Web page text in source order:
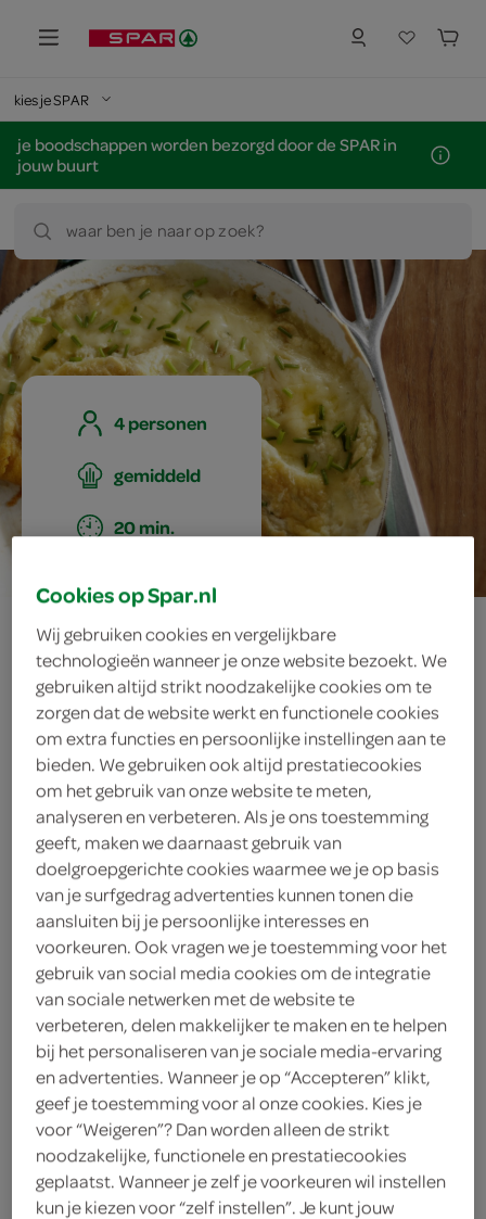
kies je SPAR
je boodschappen worden bezorgd door de SPAR in
jouw buurt
waar ben je naar op zoek?
4 personen
gemiddeld
20 min.
schuimomelet
met gruyere
ingrediënten
1 eetlepel boter
100 gram gruyère
2 eetlepels verse bieslook
1 snufje paprikapoeder
6 eieren
kies je winkel
Cookies op Spar.nl
Wij gebruiken cookies en vergelijkbare
technologieën wanneer je onze website bezoekt. We
gebruiken altijd strikt noodzakelijke cookies om te
zorgen dat de website werkt en functionele cookies
om extra functies en persoonlijke instellingen aan te
bieden. We gebruiken ook altijd prestatiecookies
om het gebruik van onze website te meten,
analyseren en verbeteren. Als je ons toestemming
geeft, maken we daarnaast gebruik van
doelgroepgerichte cookies waarmee we je op basis
van je surfgedrag advertenties kunnen tonen die
aansluiten bij je persoonlijke interesses en
voorkeuren. Ook vragen we je toestemming voor het
gebruik van social media cookies om de integratie
van sociale netwerken met de website te
verbeteren, delen makkelijker te maken en te helpen
bij het personaliseren van je sociale media-ervaring
en advertenties. Wanneer je op “Accepteren” klikt,
geef je toestemming voor al onze cookies. Kies je
voor “Weigeren”? Dan worden alleen de strikt
noodzakelijke, functionele en prestatiecookies
geplaatst. Wanneer je zelf je voorkeuren wil instellen
kun je kiezen voor “zelf instellen”. Je kunt jouw